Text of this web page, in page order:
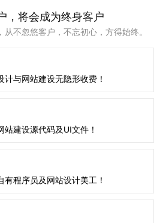
，将会成为终身客户
不忽悠客户，不忘初心，方得始终。
与网站建设无隐形收费！
站建设源代码及UI文件！
程序员及网站设计美工！